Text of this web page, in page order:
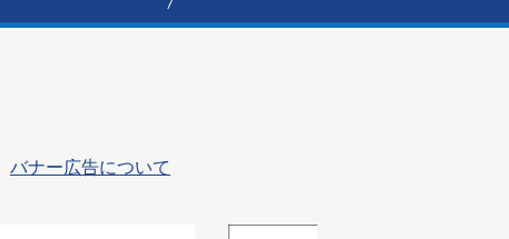
バナー広告について